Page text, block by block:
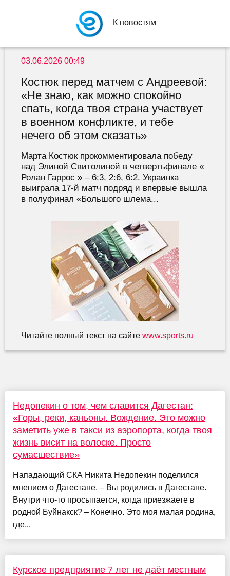
К новостям
03.06.2026 00:49
Костюк перед матчем с Андреевой:
«Не знаю, как можно спокойно
спать, когда твоя страна участвует
в военном конфликте, и тебе
нечего об этом сказать»
Марта Костюк прокомментировала победу
над Элиной Свитолиной в четвертьфинале «
Ролан Гаррос » – 6:3, 2:6, 6:2. Украинка
выиграла 17-й матч подряд и впервые вышла
в полуфинал «Большого шлема...
Читайте полный текст на сайте www.sports.ru
Недопекин о том, чем славится Дагестан:
«Горы, реки, каньоны. Вождение. Это можно
заметить уже в такси из аэропорта, когда твоя
жизнь висит на волоске. Просто
сумасшествие»
Нападающий СКА Никита Недопекин поделился
мнением о Дагестане. – Вы родились в Дагестане.
Внутри что-то просыпается, когда приезжаете в
родной Буйнакск? – Конечно. Это моя малая родина,
где...
Курское предприятие 7 лет не даёт местным